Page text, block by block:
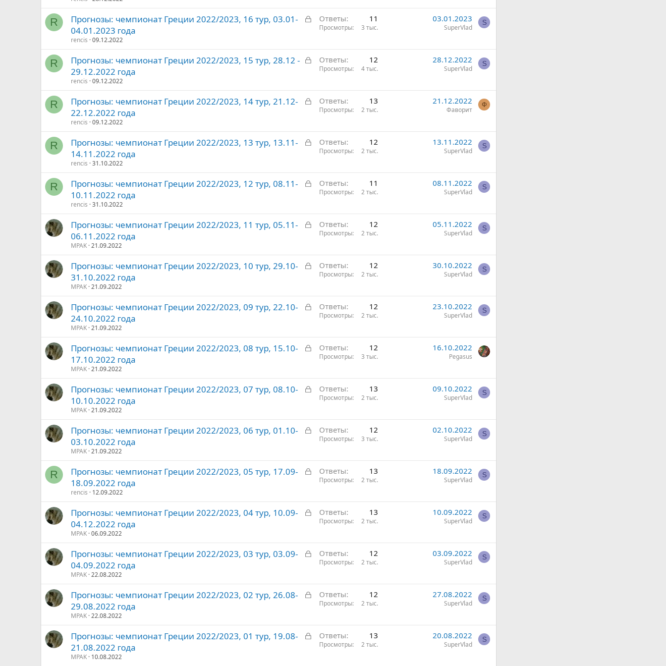
р
ы
R
З
р
ы
Прогнозы: чемпионат Греции 2022/2023, 16 тур, 03.01-
04.01.2023 года
rencis 09.12.2022
Ответы 11
Просмотры 3 тыс.
03.01.2023
SuperVlad
S
R
З
р
ы
Прогнозы: чемпионат Греции 2022/2023, 15 тур, 28.12 -
29.12.2022 года
rencis 09.12.2022
Ответы 12
Просмотры 4 тыс.
28.12.2022
SuperVlad
S
R
З
р
ы
Прогнозы: чемпионат Греции 2022/2023, 14 тур, 21.12-
22.12.2022 года
rencis 09.12.2022
Ответы 13
Просмотры 2 тыс.
21.12.2022
Фаворит
Ф
R
З
р
ы
Прогнозы: чемпионат Греции 2022/2023, 13 тур, 13.11-
14.11.2022 года
rencis 31.10.2022
Ответы 12
Просмотры 2 тыс.
13.11.2022
SuperVlad
S
R
З
р
ы
Прогнозы: чемпионат Греции 2022/2023, 12 тур, 08.11-
10.11.2022 года
rencis 31.10.2022
Ответы 11
Просмотры 2 тыс.
08.11.2022
SuperVlad
S
З
р
ы
Прогнозы: чемпионат Греции 2022/2023, 11 тур, 05.11-
06.11.2022 года
MPAK 21.09.2022
Ответы 12
Просмотры 2 тыс.
05.11.2022
SuperVlad
S
З
р
ы
Прогнозы: чемпионат Греции 2022/2023, 10 тур, 29.10-
31.10.2022 года
MPAK 21.09.2022
Ответы 12
Просмотры 2 тыс.
30.10.2022
SuperVlad
S
З
р
ы
Прогнозы: чемпионат Греции 2022/2023, 09 тур, 22.10-
24.10.2022 года
MPAK 21.09.2022
Ответы 12
Просмотры 2 тыс.
23.10.2022
SuperVlad
S
З
р
ы
Прогнозы: чемпионат Греции 2022/2023, 08 тур, 15.10-
17.10.2022 года
MPAK 21.09.2022
Ответы 12
Просмотры 3 тыс.
16.10.2022
Pegasus
З
р
ы
Прогнозы: чемпионат Греции 2022/2023, 07 тур, 08.10-
10.10.2022 года
MPAK 21.09.2022
Ответы 13
Просмотры 2 тыс.
09.10.2022
SuperVlad
S
З
р
ы
Прогнозы: чемпионат Греции 2022/2023, 06 тур, 01.10-
03.10.2022 года
MPAK 21.09.2022
Ответы 12
Просмотры 3 тыс.
02.10.2022
SuperVlad
S
R
З
р
ы
Прогнозы: чемпионат Греции 2022/2023, 05 тур, 17.09-
18.09.2022 года
rencis 12.09.2022
Ответы 13
Просмотры 2 тыс.
18.09.2022
SuperVlad
S
З
р
ы
Прогнозы: чемпионат Греции 2022/2023, 04 тур, 10.09-
04.12.2022 года
MPAK 06.09.2022
Ответы 13
Просмотры 2 тыс.
10.09.2022
SuperVlad
S
З
р
ы
Прогнозы: чемпионат Греции 2022/2023, 03 тур, 03.09-
04.09.2022 года
MPAK 22.08.2022
Ответы 12
Просмотры 2 тыс.
03.09.2022
SuperVlad
S
З
р
ы
Прогнозы: чемпионат Греции 2022/2023, 02 тур, 26.08-
29.08.2022 года
MPAK 22.08.2022
Ответы 12
Просмотры 2 тыс.
27.08.2022
SuperVlad
S
З
Прогнозы: чемпионат Греции 2022/2023, 01 тур, 19.08-
21.08.2022 года
MPAK 10.08.2022
Ответы 13
Просмотры 2 тыс.
20.08.2022
SuperVlad
S